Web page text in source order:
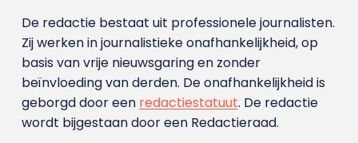
De redactie bestaat uit professionele journalisten.
Zij werken in journalistieke onafhankelijkheid, op
basis van vrije nieuwsgaring en zonder
beïnvloeding van derden. De onafhankelijkheid is
geborgd door een redactiestatuut. De redactie
wordt bijgestaan door een Redactieraad.